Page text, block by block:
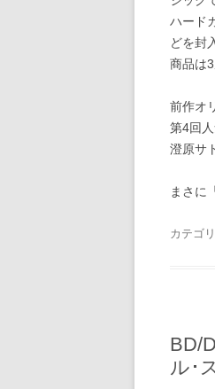
ハード
どを封
商品は
前作オ
第4回
澄原サ
まさに
カテゴ
BD/
ル･